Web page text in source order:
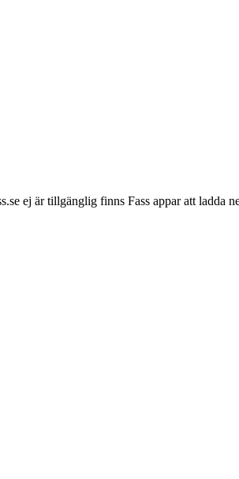
ej är tillgänglig finns Fass appar att ladda